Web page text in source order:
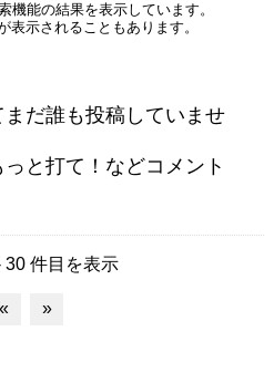
機能の結果を表示しています。
表示されることもあります。
だ誰も投稿していませ
と打て！などコメント
30 件目を表示
« »